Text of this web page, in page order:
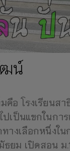
น์
คือ โรงเรียนส
เป็นแขกในการ
างเลือกหนึ่งใ
ยม เปิดสอน ม